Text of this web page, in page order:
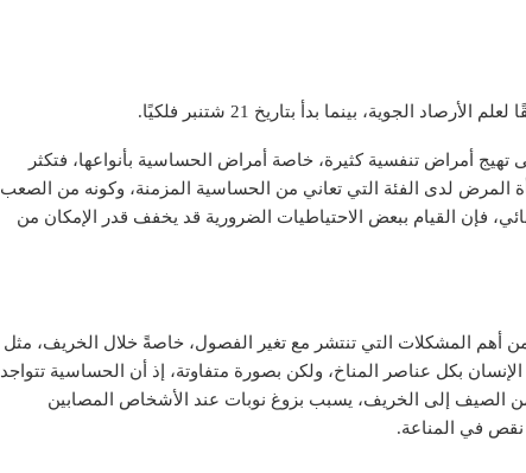
الجوية، بينما بدأ بتاريخ 21 شتنبر فلكيًا.
تهيج أمراض تنفسية كثيرة، خاصة أمراض الحساسية بأنواعها، فتكثر
المرض لدى الفئة التي تعاني من الحساسية المزمنة، وكونه من الصعب
فإن القيام ببعض الاحتياطيات الضرورية قد يخفف قدر الإمكان من
أهم المشكلات التي تنتشر مع تغير الفصول، خاصةً خلال الخريف، مثل
بكل عناصر المناخ، ولكن بصورة متفاوتة، إذ أن الحساسية تتواجد
الصيف إلى الخريف، يسبب بزوغ نوبات عند الأشخاص المصابين
نقص في المناعة.